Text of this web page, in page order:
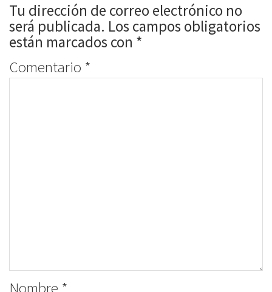
Tu dirección de correo electrónico no
será publicada. Los campos obligatorios
están marcados con *
Comentario *
Nombre *